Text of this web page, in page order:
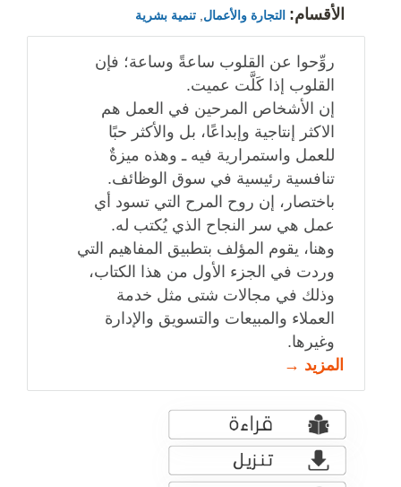
الأقسام: التجارة والأعمال تنمية بشرية
روِّحوا عن القلوب ساعةً وساعة؛ فإن
القلوب إذا كَلَّت عميت.
إن الأشخاص المرحين في العمل هم
الاكثر إنتاجية وإبداعًا، بل والأكثر حبًا
للعمل واستمرارية فيه ـ وهذه ميزةٌ
تنافسية رئيسية في سوق الوظائف.
باختصار، إن روح المرح التي تسود أي
عمل هي سر النجاح الذي يُكتب له.
وهنا، يقوم المؤلف بتطبيق المفاهيم التي
وردت في الجزء الأول من هذا الكتاب،
وذلك في مجالات شتى مثل خدمة
العملاء والمبيعات والتسويق والإدارة
وغيرها.
المزيد →